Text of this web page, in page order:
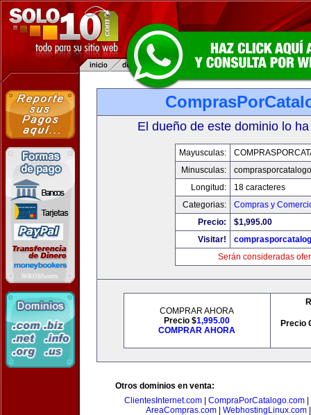
El dueño de este dominio lo
Mayusculas:
Minusculas:
Longitud:
18 caracteres
Categorias:
Compras y
Precio:
$1,995.00
Visitar!
Serán consideradas
COMPRAR AHORA
Precio $1,995.00
COMPRAR AHORA
Precio
Otros dominios en venta:
ClientesInternet.com
CompraPorCatalogo.com
AreaCompras.com| WebhostingLinux.com